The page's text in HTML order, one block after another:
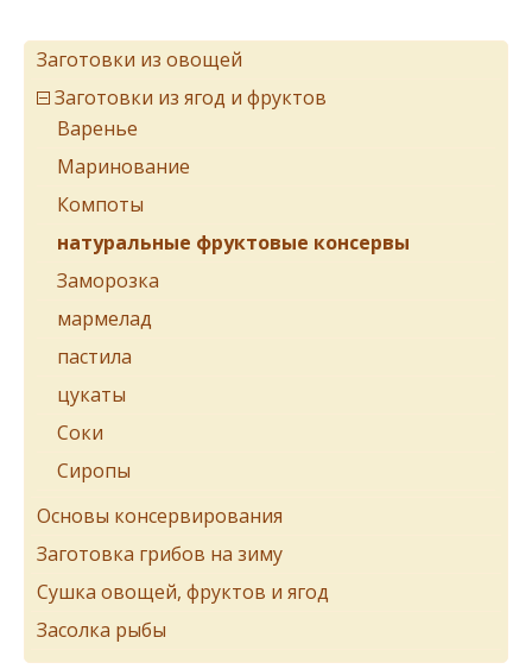
Заготовки из овощей
Заготовки из ягод и фруктов
Варенье
Маринование
Компоты
натуральные фруктовые консервы
Заморозка
мармелад
пастила
цукаты
Соки
Сиропы
Основы консервирования
Заготовка грибов на зиму
Сушка овощей, фруктов и ягод
Засолка рыбы